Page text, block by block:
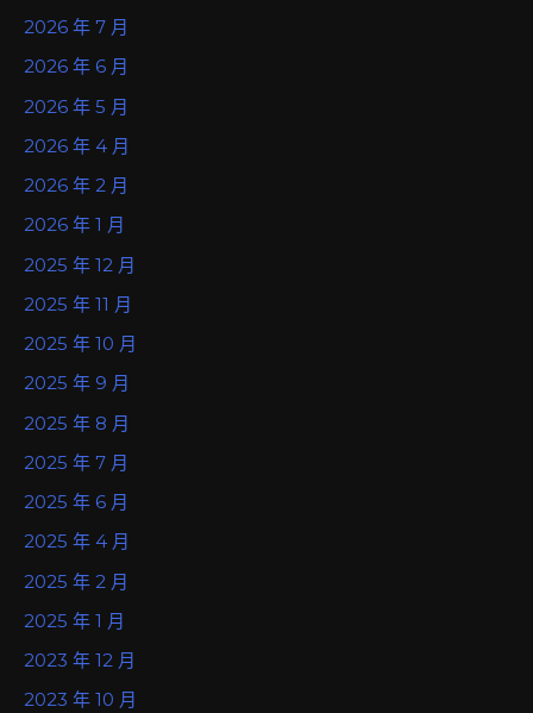
2026 年 7 月
2026 年 6 月
2026 年 5 月
2026 年 4 月
2026 年 2 月
2026 年 1 月
2025 年 12 月
2025 年 11 月
2025 年 10 月
2025 年 9 月
2025 年 8 月
2025 年 7 月
2025 年 6 月
2025 年 4 月
2025 年 2 月
2025 年 1 月
2023 年 12 月
2023 年 10 月